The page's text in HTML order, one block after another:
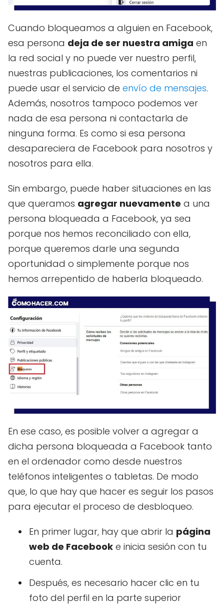
Cuando bloqueamos a alguien en Facebook,
esa persona deja de ser nuestra amiga en
la red social y no puede ver nuestro perfil,
nuestras publicaciones, los comentarios ni
puede usar el servicio de envío de mensajes.
Además, nosotros tampoco podemos ver
nada de esa persona ni contactarla de
ninguna forma. Es como si esa persona
desapareciera de Facebook para nosotros y
nosotros para ella.
Sin embargo, puede haber situaciones en las
que queramos agregar nuevamente a una
persona bloqueada a Facebook, ya sea
porque nos hemos reconciliado con ella,
porque queremos darle una segunda
oportunidad o simplemente porque nos
hemos arrepentido de haberla bloqueado.
En ese caso, es posible volver a agregar a
dicha persona bloqueada a Facebook tanto
en el ordenador como desde nuestros
teléfonos inteligentes o tabletas. De modo
que, lo que hay que hacer es seguir los pasos
para ejecutar el proceso de desbloqueo.
En primer lugar, hay que abrir la página
web de Facebook e inicia sesión con tu
cuenta.
Después, es necesario hacer clic en tu
foto del perfil en la parte superior